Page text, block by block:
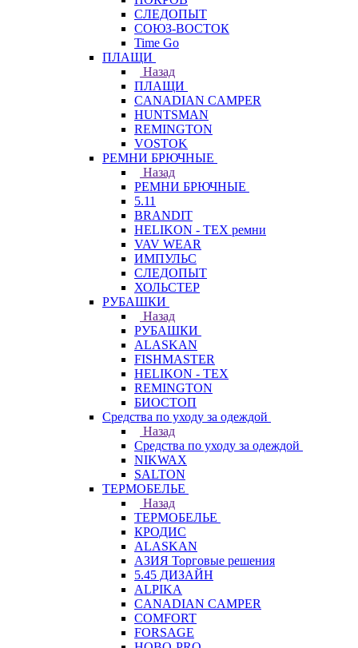
СЛЕДОПЫТ
СОЮЗ-ВОСТОК
Time Go
ПЛАЩИ
Назад
ПЛАЩИ
CANADIAN CAMPER
HUNTSMAN
REMINGTON
VOSTOK
РЕМНИ БРЮЧНЫЕ
Назад
РЕМНИ БРЮЧНЫЕ
5.11
BRANDIT
HELIKON - TEX ремни
VAV WEAR
ИМПУЛЬС
СЛЕДОПЫТ
ХОЛЬСТЕР
РУБАШКИ
Назад
РУБАШКИ
ALASKAN
FISHMASTER
HELIKON - TEX
REMINGTON
БИОСТОП
Средства по уходу за одеждой
Назад
Средства по уходу за одеждой
NIKWAX
SALTON
ТЕРМОБЕЛЬЕ
Назад
ТЕРМОБЕЛЬЕ
КРОДИС
ALASKAN
АЗИЯ Торговые решения
5.45 ДИЗАЙН
ALPIKA
CANADIAN CAMPER
COMFORT
FORSAGE